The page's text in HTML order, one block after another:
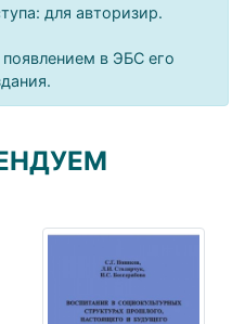
для авторизир.
в ЭБС его